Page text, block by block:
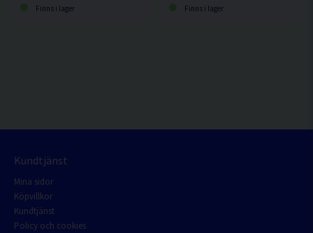
Finns i lager Finns i lager
Kundtjänst
Mina sidor
Köpvillkor
Kundtjänst
Policy och cookies